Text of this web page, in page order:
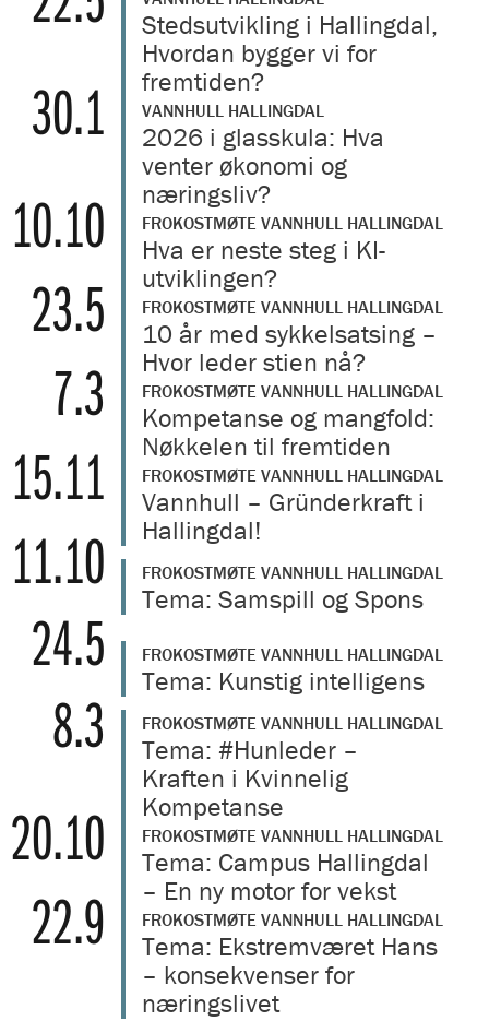
Stedsutvikling i Hallingdal,
Hvordan bygger vi for
fremtiden?
30.1 VANNHULL HALLINGDAL
2026 i glasskula: Hva
venter økonomi og
næringsliv?
10.10 FROKOSTMØTE VANNHULL HALLINGDAL
Hva er neste steg i KI-
utviklingen?
23.5 FROKOSTMØTE VANNHULL HALLINGDAL
10 år med sykkelsatsing –
Hvor leder stien nå?
7.3 FROKOSTMØTE VANNHULL HALLINGDAL
Kompetanse og mangfold:
Nøkkelen til fremtiden
15.11 FROKOSTMØTE VANNHULL HALLINGDAL
Vannhull – Gründerkraft i
Hallingdal!
11.10 FROKOSTMØTE VANNHULL HALLINGDAL
Tema: Samspill og Spons
24.5 FROKOSTMØTE VANNHULL HALLINGDAL
Tema: Kunstig intelligens
8.3 FROKOSTMØTE VANNHULL HALLINGDAL
Tema: #Hunleder –
Kraften i Kvinnelig
Kompetanse
20.10 FROKOSTMØTE VANNHULL HALLINGDAL
Tema: Campus Hallingdal
– En ny motor for vekst
22.9 FROKOSTMØTE VANNHULL HALLINGDAL
Tema: Ekstremværet Hans
– konsekvenser for
næringslivet